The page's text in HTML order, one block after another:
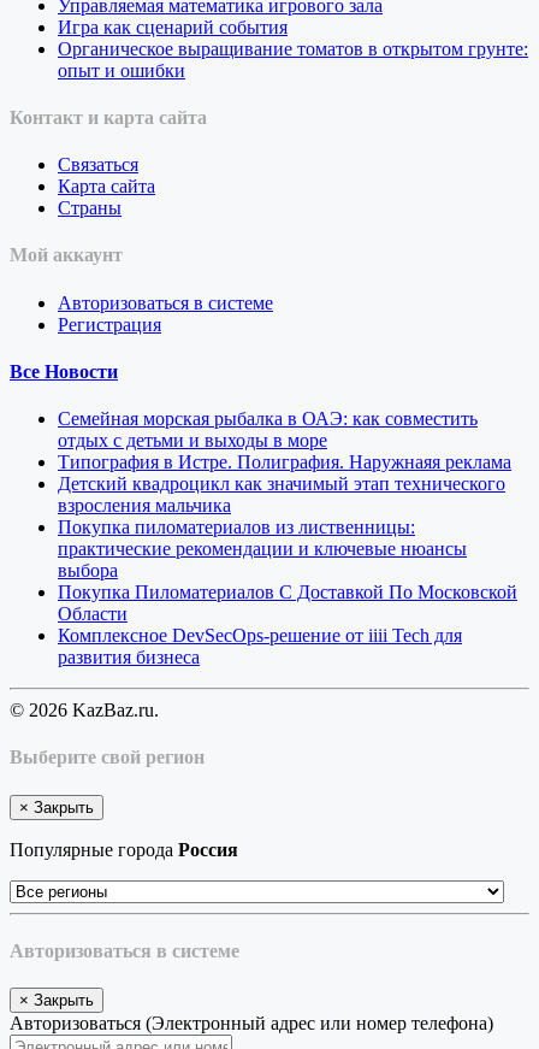
Управляемая математика игрового зала
Игра как сценарий события
Органическое выращивание томатов в открытом грунте:
опыт и ошибки
Контакт и карта сайта
Связаться
Карта сайта
Страны
Мой аккаунт
Авторизоваться в системе
Регистрация
Все Новости
Семейная морская рыбалка в ОАЭ: как совместить
отдых с детьми и выходы в море
Типография в Истре. Полиграфия. Наружнаяя реклама
Детский квадроцикл как значимый этап технического
взросления мальчика
Покупка пиломатериалов из лиственницы:
практические рекомендации и ключевые нюансы
выбора
Покупка Пиломатериалов С Доставкой По Московской
Области
Комплексное DevSecOps-решение от iiii Tech для
развития бизнеса
© 2026 KazBaz.ru.
Выберите свой регион
× Закрыть
Популярные города Россия
Авторизоваться в системе
× Закрыть
Авторизоваться (Электронный адрес или номер телефона)